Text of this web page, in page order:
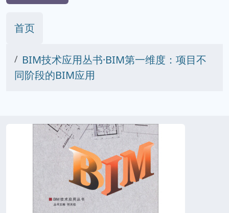
首页
BIM技术应用丛书·BIM第一维度：项目不
同阶段的BIM应用